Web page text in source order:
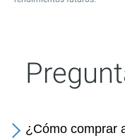
¿Cómo comprar